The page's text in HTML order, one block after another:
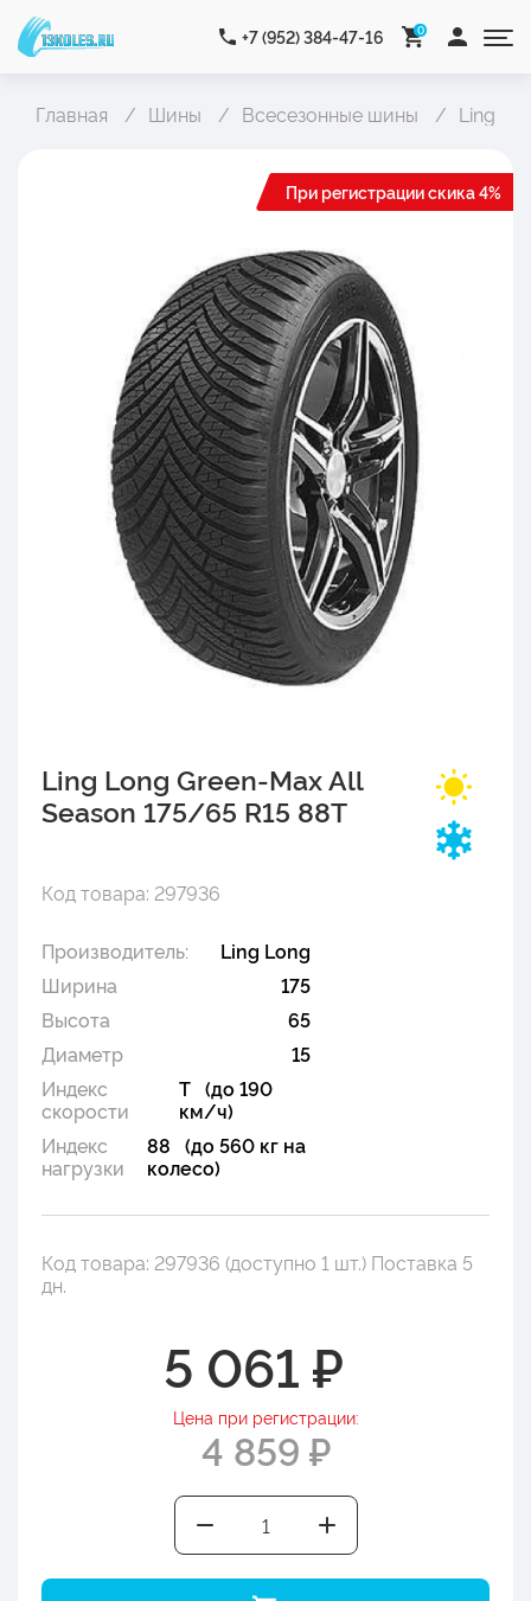
+7 (952) 384-47-16 0
Главная Шины Всесезонные шины Ling
Ling Long Green-Max All
Season 175/65 R15 88T
Код товара: 297936
Производитель:
Ling Long
Ширина
175
Высота
65
Диаметр
15
Индекс
скорости
T (до 190
км/ч)
Индекс
нагрузки
88 (до 560 кг на
колесо)
Код товара: 297936 (доступно 1 шт.) Поставка 5
дн.
5 061 ₽
Цена при регистрации:
4 859 ₽
При регистрации скика 4%